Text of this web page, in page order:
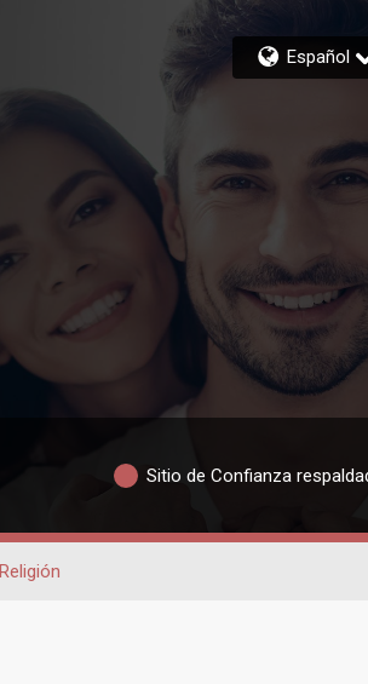
Español
Sitio de Confianza
Religión